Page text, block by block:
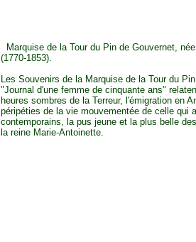
Marquise de la Tour du Pin de Gouvernet,
(1770-1853).
Les Souvenirs de la Marquise de la Tour du
"Journal d'une femme de cinquante ans"
heures sombres de la Terreur, l'émigration en
péripéties de la vie mouvementée de celle qui
contemporains, la pus jeune et la plus belle
la reine Marie-Antoinette.